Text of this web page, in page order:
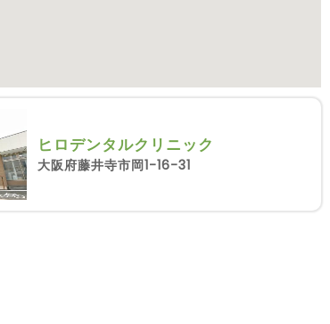
ヒロデンタルクリニック
大阪府藤井寺市岡1-16-31